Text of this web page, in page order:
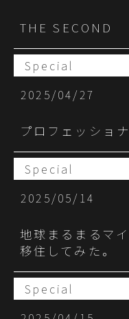
THE SECOND
Special
2025/04/27
プロフェッショ
Special
2025/05/14
地球まるまるマ
移住してみた。
Special